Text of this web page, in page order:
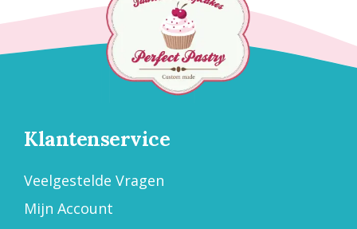
Klantenservice
Veelgestelde Vragen
Mijn Account